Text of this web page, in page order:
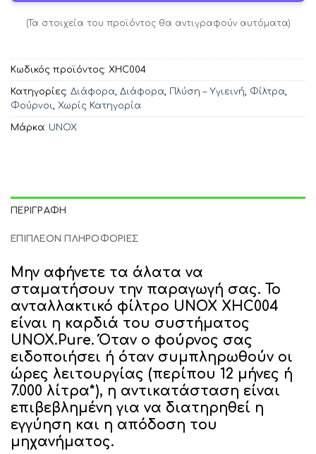
(Τα στοιχεία του προϊόντος θα αντιγραφούν αυτόματα)
Κωδικός προϊόντος: XHC004
Κατηγορίες: Διάφορα, Διάφορα, Πλύση – Υγιεινή, Φίλτρα,
Φούρνοι, Χωρίς Κατηγορία
Μάρκα: UNOX
ΠΕΡΙΓΡΑΦΉ
ΕΠΙΠΛΈΟΝ ΠΛΗΡΟΦΟΡΊΕΣ
Μην αφήνετε τα άλατα να
σταματήσουν την παραγωγή σας. Το
ανταλλακτικό φίλτρο UNOX XHC004
είναι η καρδιά του συστήματος
UNOX.Pure. Όταν ο φούρνος σας
ειδοποιήσει ή όταν συμπληρωθούν οι
ώρες λειτουργίας (περίπου 12 μήνες ή
7.000 λίτρα*), η αντικατάσταση είναι
επιβεβλημένη για να διατηρηθεί η
εγγύηση και η απόδοση του
μηχανήματος.